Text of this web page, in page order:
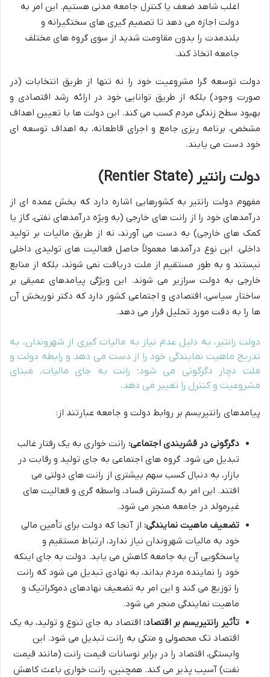
اغلب شاهد ضعف یا کنترل جامعه مدنی هستیم. این امر به
دولت اجازه می دهد تا تصمیم گیری های سختگیرانه و
بلندمدت را بدون مقاومت شدید از سوی گروه های مختلف
جامعه اتخاذ کند.
دولت توسعه گرا مشروعیت خود را نه تنها از طریق انتخابات (در
صورت وجود) بلکه از طریق توانایی خود در ارائه رشد اقتصادی و
بهبود سطح زندگی مردم کسب می کند. این دولت ها با تعیین اهداف
مشخص، برنامه ریزی جامع و اجرای قاطعانه، به اهداف توسعه ای
خود دست می یابند.
دولت رانتیر (Rentier State)
مفهوم دولت رانتیر به کشورهایی اشاره دارد که بخش عمده ای از
درآمدهای خود را از رانت های خارجی (به ویژه درآمدهای نفتی، گاز یا
کمک های خارجی) به دست می آورند، نه از طریق مالیات بر تولید
داخلی. این نوع درآمدها معمولاً حاصل فعالیت های تولیدی داخلی
نیستند و به طور مستقیم از ملت دریافت نمی شوند، بلکه از منابع
خارجی به دولت سرازیر می شوند. این ویژگی پیامدهای عمیقی بر
ساختار سیاسی، اقتصادی و اجتماعی کشور دارد که دکتر نوربخش آن
ها را به دقت مورد تحلیل قرار می دهد.
دولت رانتیر، به دلیل عدم نیاز به مالیات گیری از شهروندان، به
تدریج ماهیت نمایندگی خود را از دست می دهد و رابطه دولت و
ملت دچار دگرگونی می شود؛ رانت به جای مالیات، مبنای
مشروعیت و کنترل را تغییر می دهد.
پیامدهای رانتیریسم بر روابط دولت و جامعه عبارتند از:
دگرگونی در قشربندی اجتماعی: رانت خواری به یک رفتار غالب
تبدیل می شود. گروه های اجتماعی به جای تولید و رقابت در
بازار، به دنبال کسب سهم بیشتری از رانت های دولتی می
افتند. این امر به گسترش فساد، واسطه گری و فعالیت های
غیرمولد در جامعه منجر می شود.
تضعیف ماهیت نمایندگی: از آنجا که دولت برای تأمین مالی
خود به مالیات شهروندان نیاز ندارد، ارتباط مستقیم و
پاسخگویی آن به جامعه کاهش می یابد. دولت به جای اینکه
خود را نماینده مردم بداند، به نهادی تبدیل می شود که رانت
را توزیع می کند و این امر به تضعیف نهادهای دموکراتیک و
ماهیت نمایندگی منجر می شود.
تأثیر رانتیریسم بر اقتصاد: اقتصاد به جای تنوع و تولید، به یک
اقتصاد تک محصولی و متکی به رانت تبدیل می شود. این
وابستگی، اقتصاد را در برابر نوسانات قیمت رانت (مانند قیمت
نفت) آسیب پذیر می کند. همچنین، رانت خواری باعث کاهش